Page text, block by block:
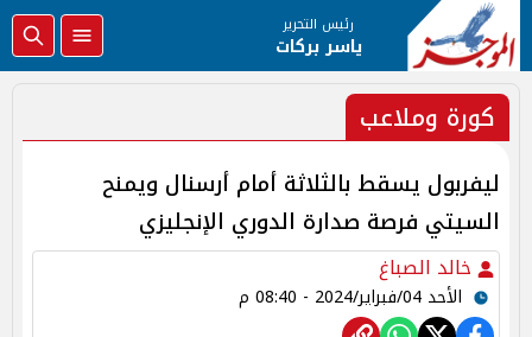
رئيس التحرير
ياسر بركات
كورة وملاعب
ليفربول يسقط بالثلاثة أمام أرسنال ويمنح
السيتي فرصة صدارة الدوري الإنجليزي
خالد الصباغ
الأحد 04/فبراير/2024 - 08:40 م